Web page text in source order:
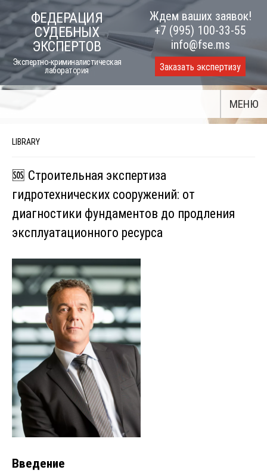
to
content
ФЕДЕРАЦИЯ
СУДЕБНЫХ
ЭКСПЕРТОВ
Экспертно-криминалистическая
лаборатория
Ждем ваших заявок!
+7 (995) 100-33-55
info@fse.ms
Заказать экспертизу
МЕНЮ
LIBRARY
🆘 Строительная экспертиза
гидротехнических сооружений: от
диагностики фундаментов до продления
эксплуатационного ресурса
Введение